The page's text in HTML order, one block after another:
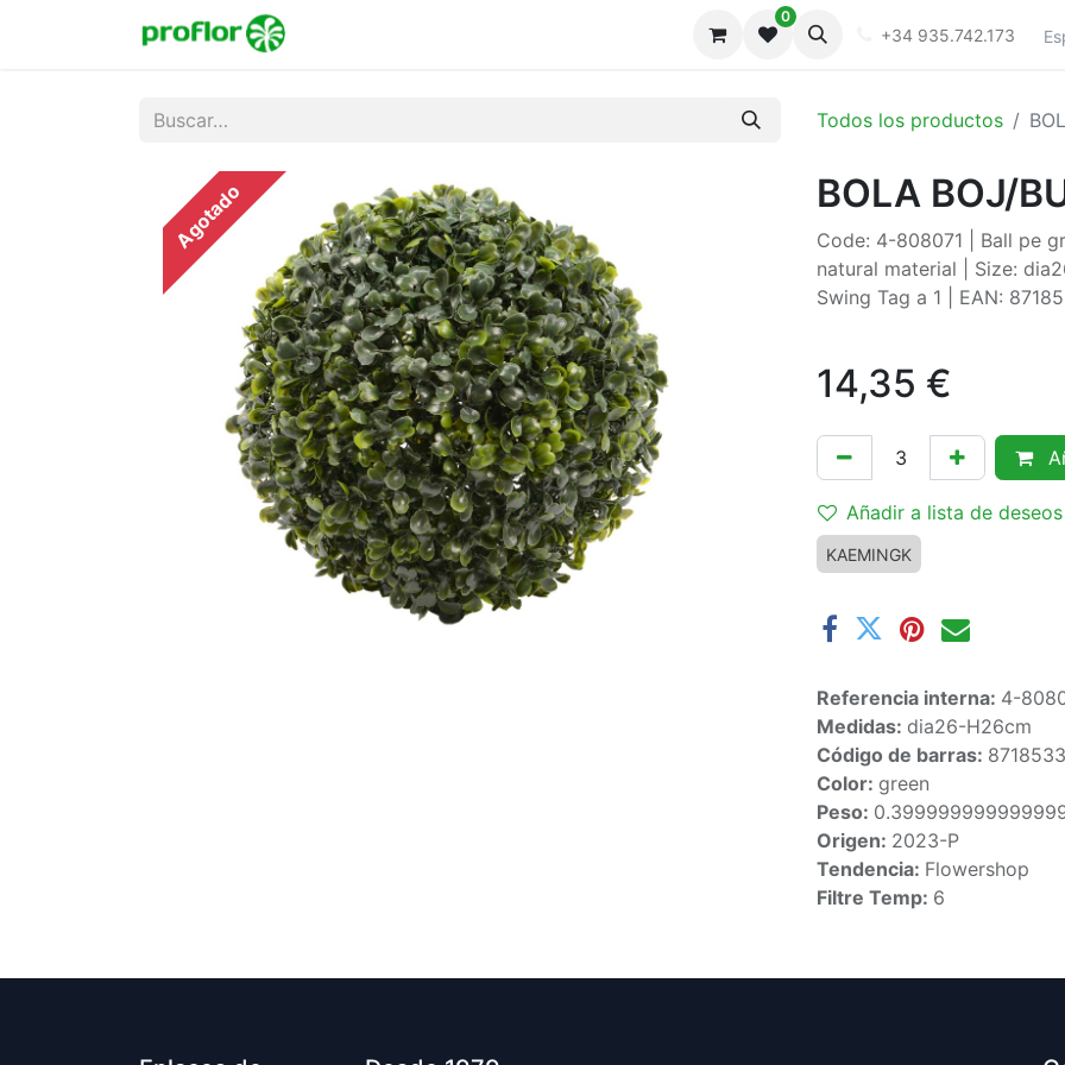
0
+34 935.742.173
Todos los productos
Agotado BOLA BOJ/
Code: 4-808071 | Ball pe
natural material | Size:
Swing Tag a 1 | EAN:
14,35 €
Añadir a lista de deseos
KAEMINGK
Referencia interna: 4-
Medidas: dia26-H26cm
Código de barras:
Color: green
Peso:
Origen: 2023-P
Tendencia: Flowershop
Filtre Temp: 6